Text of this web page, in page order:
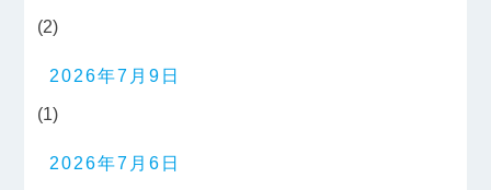
(2)
2026年7月9日
(1)
2026年7月6日